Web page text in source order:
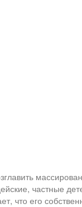
частные
что его